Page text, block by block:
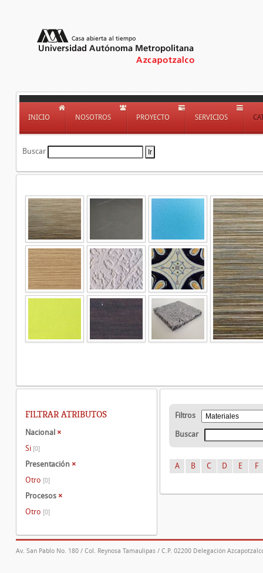
INICIO NOSOTROS PROYECTO SERVICIOS
Buscar
Filtros
Buscar
A B C D E F
FILTRAR ATRIBUTOS
Nacional ×
Si [0]
Presentación ×
Otro [0]
Procesos ×
Otro [0]
Av. San Pablo No. 180 / Col. Reynosa Tamaulipas / C.P. 02200 Delegación